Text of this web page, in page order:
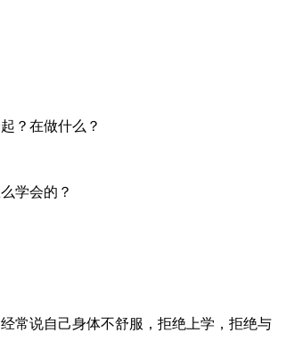
？在做什么？
学会的？
常说自己身体不舒服，拒绝上学，拒绝与